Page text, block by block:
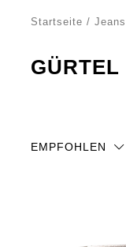
Startseite / Jeans
GÜRTEL
Passform.
EMPFOHLEN